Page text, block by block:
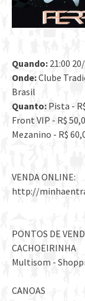
Quando: 21:00
Onde:Clube
Brasil
Quanto: Pista -
Front VIP - R$
Mezanino - R$
VENDA ONLINE:
http://
PONTOS DE
CACHOEIRINHA
Multisom -
CANOAS